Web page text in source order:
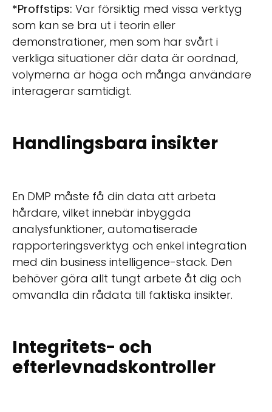
*Proffstips: Var försiktig med vissa verktyg
som kan se bra ut i teorin eller
demonstrationer, men som har svårt i
verkliga situationer där data är oordnad,
volymerna är höga och många användare
interagerar samtidigt.
Handlingsbara insikter
En DMP måste få din data att arbeta
hårdare, vilket innebär inbyggda
analysfunktioner, automatiserade
rapporteringsverktyg och enkel integration
med din business intelligence-stack. Den
behöver göra allt tungt arbete åt dig och
omvandla din rådata till faktiska insikter.
Integritets- och
efterlevnadskontroller